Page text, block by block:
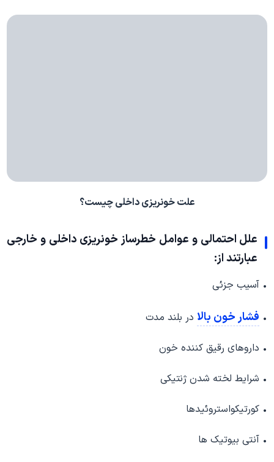
علت خونریزی داخلی چیست؟
علل احتمالی و عوامل خطرساز خونریزی داخلی و خارجی
عبارتند از:
• آسیب جزئی
• فشار خون بالا در بلند مدت
• داروهای رقیق کننده خون
• شرایط لخته شدن ژنتیکی
• کورتیکواستروئیدها
• آنتی بیوتیک ها